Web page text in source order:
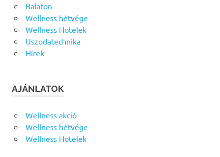
Balaton
Wellness hétvége
Wellness Hotelek
Uszodatechnika
Hírek
AJÁNLATOK
Wellness akció
Wellness hétvége
Wellness Hotelek